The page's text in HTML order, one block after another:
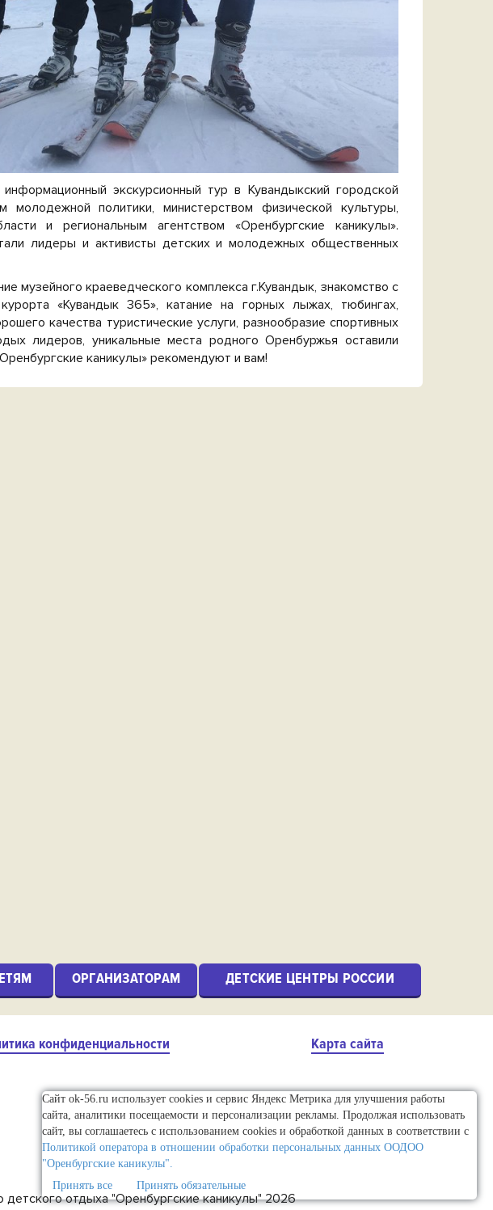
экскурсионный тур в Кувандыкский городской
молодежной политики, министерством физической культуры,
и региональным агентством «Оренбургские каникулы».
лидеры и активисты детских и молодежных общественных
музейного краеведческого комплекса г.Кувандык, знакомство с
«Кувандык 365», катание на горных лыжах, тюбингах,
качества туристические услуги, разнообразие спортивных
лидеров, уникальные места родного Оренбуржья оставили
каникулы» рекомендуют и вам!
ОРГАНИЗАТОРАМ ДЕТСКИЕ ЦЕНТРЫ РОССИИ
конфиденциальности Карта сайта
детского отдыха "Оренбургские каникулы" 2026
Сайт ok-56.ru использует cookies и сервис Яндекс Метрика для улучшения работы
сайта, аналитики посещаемости и персонализации рекламы. Продолжая использовать
сайт, вы соглашаетесь с использованием cookies и обработкой данных в соответствии с
Политикой оператора в отношении обработки персональных данных ООДОО
"Оренбургские каникулы".
Принять все
Принять обязательные